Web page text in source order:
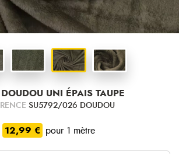
UNI ÉPAIS TAUPE
SU5792/026 DOUDOU
12,99 € pour 1 mètre